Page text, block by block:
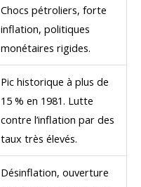
Chocs pétroliers, forte
inflation, politiques
monétaires rigides.
Pic historique à plus de
15 % en 1981. Lutte
contre l’inflation par des
taux très élevés.
Désinflation, ouverture